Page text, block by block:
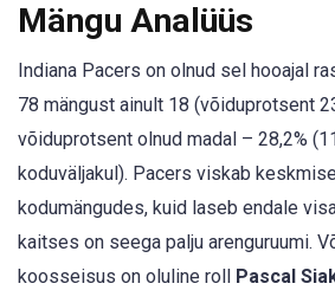
Mängu Analüüs
Indiana Pacers on olnud sel hooajal
78 mängust ainult 18 (võiduprotsent
võiduprotsent olnud madal – 28,2%
koduväljakul). Pacers viskab
kodumängudes, kuid laseb endale
kaitses on seega palju arenguruumi.
koosseisus on oluline roll
Pascal